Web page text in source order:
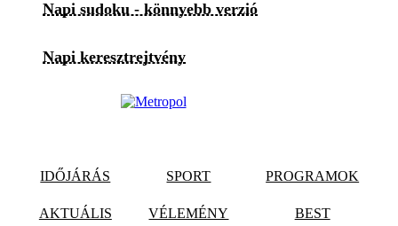
Napi sudoku - könnyebb verzió
Napi keresztrejtvény
IDŐJÁRÁS SPORT PROGRAMOK
AKTUÁLIS VÉLEMÉNY BEST